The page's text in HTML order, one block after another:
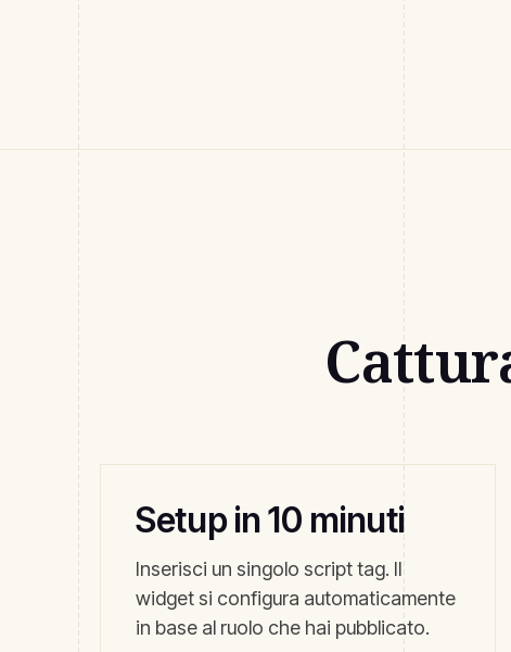
Setup in 10 minuti
Inserisci un singolo script tag. Il
widget si configura automaticamente
in base al ruolo che hai pubblicato.